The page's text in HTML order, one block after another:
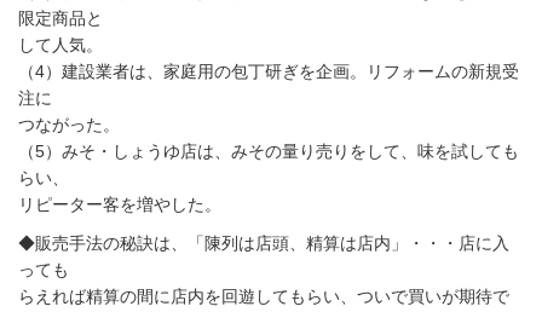
限定商品と
して人気。
（4）建設業者は、家庭用の包丁研ぎを企画。リフォームの新規受
注に
つながった。
（5）みそ・しょうゆ店は、みその量り売りをして、味を試しても
らい、
リピーター客を増やした。
◆販売手法の秘訣は、「陳列は店頭、精算は店内」・・・店に入
っても
らえれば精算の間に店内を回遊してもらい、ついで買いが期待で